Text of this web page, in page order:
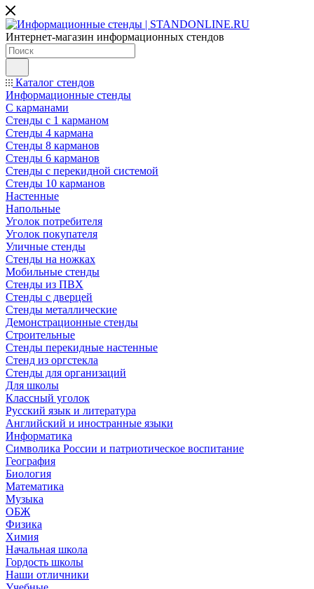
Интернет-магазин информационных стендов
Каталог стендов
Информационные стенды
С карманами
Стенды с 1 карманом
Стенды 4 кармана
Стенды 8 карманов
Стенды 6 карманов
Стенды с перекидной системой
Стенды 10 карманов
Настенные
Напольные
Уголок потребителя
Уголок покупателя
Уличные стенды
Стенды на ножках
Мобильные стенды
Стенды из ПВХ
Стенды с дверцей
Стенды металлические
Демонстрационные стенды
Строительные
Стенды перекидные настенные
Стенд из оргстекла
Стенды для организаций
Для школы
Классный уголок
Русский язык и литература
Английский и иностранные языки
Информатика
Символика России и патриотическое воспитание
География
Биология
Математика
Музыка
ОБЖ
Физика
Химия
Начальная школа
Гордость школы
Наши отличники